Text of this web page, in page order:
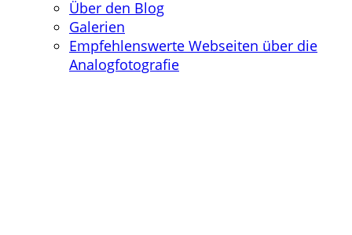
Über den Blog
Galerien
Empfehlenswerte Webseiten über die
Analogfotografie